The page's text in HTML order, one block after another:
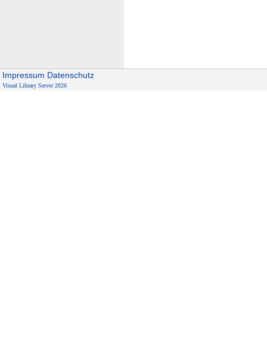
Impressum Datenschutz
Visual Library Server 2026